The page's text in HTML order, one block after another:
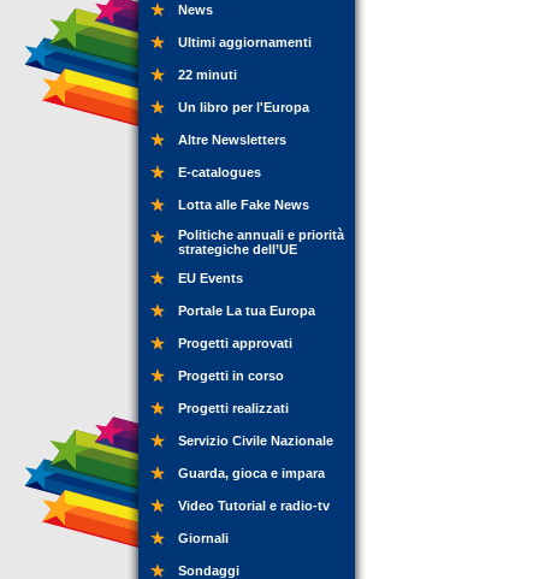
News
Ultimi aggiornamenti
22 minuti
Un libro per l'Europa
Altre Newsletters
E-catalogues
Lotta alle Fake News
Politiche annuali e priorità
strategiche dell’UE
EU Events
Portale La tua Europa
Progetti approvati
Progetti in corso
Progetti realizzati
Servizio Civile Nazionale
Guarda, gioca e impara
Video Tutorial e radio-tv
Giornali
Sondaggi